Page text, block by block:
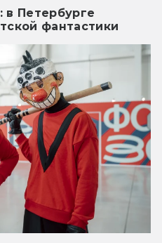
Петербурге
фантастики